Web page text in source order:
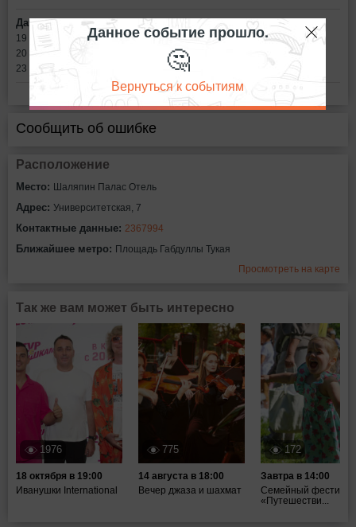
Дата:
19 октября в 18:30
20 октября в 18:30
23 октября в 18:30
Сообщить об ошибке
Расположение
Место: Шаляпин Палас Отель
Адрес: Университетская, 7
Контактные данные: 2367994
Ближайшее метро: Площадь Габдуллы Тукая
Просмотреть на карте
Так же вам может быть интересно
1976
18 октября в 19:00
Иванушки International
775
14 августа в 18:00
Вечер джаза и шахмат
172
Завтра в 14:00
Семейный
«Путешестви...
Данное событие прошло.
🤔
Вернуться к событиям